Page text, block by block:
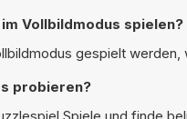
Vollbildmodus spielen?
gespielt
probieren?